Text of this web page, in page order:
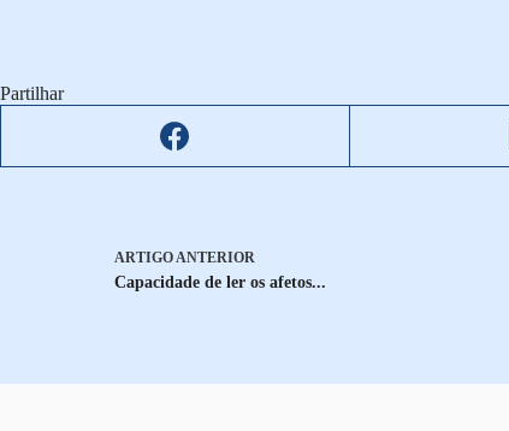
Partilhar
ARTIGOANTERIOR
Capacidade de ler os afetos...